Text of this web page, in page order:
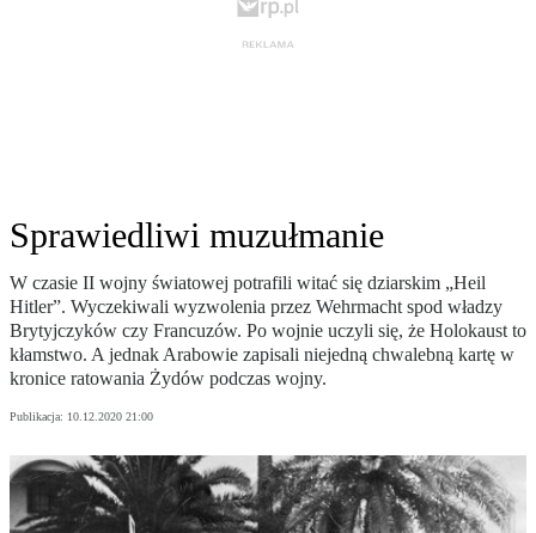
Sprawiedliwi muzułmanie
W czasie II wojny światowej potrafili witać się dziarskim „Heil
Hitler”. Wyczekiwali wyzwolenia przez Wehrmacht spod władzy
Brytyjczyków czy Francuzów. Po wojnie uczyli się, że Holokaust to
kłamstwo. A jednak Arabowie zapisali niejedną chwalebną kartę w
kronice ratowania Żydów podczas wojny.
Publikacja: 10.12.2020 21:00